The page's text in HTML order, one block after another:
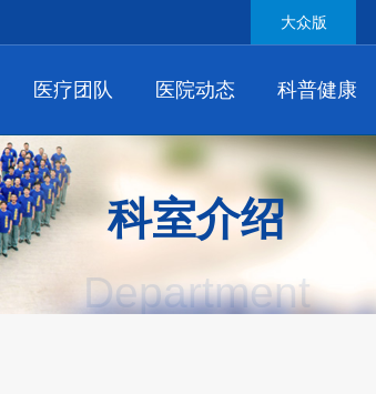
大众版
医疗团队 医院动态 科普健康
科室介绍
Department